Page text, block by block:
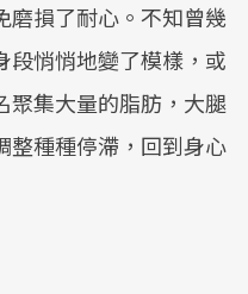
磨損了耐心。不知曾幾
段悄悄地變了模樣，或
聚集大量的脂肪，大腿
整種種停滯，回到身心